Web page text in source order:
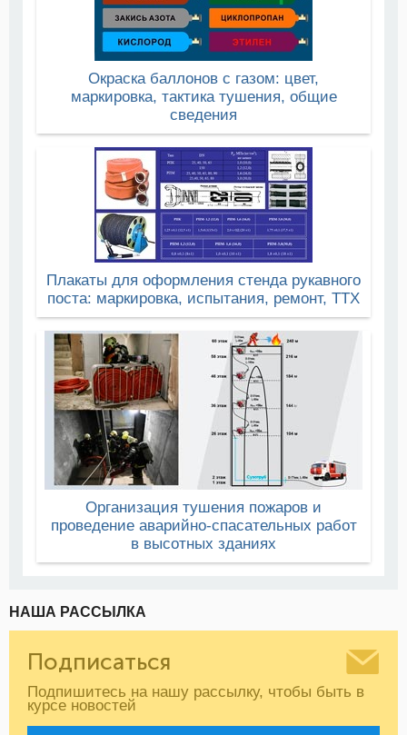
Окраска баллонов с газом: цвет,
маркировка, тактика тушения, общие
сведения
Плакаты для оформления стенда рукавного
поста: маркировка, испытания, ремонт, ТТХ
Организация тушения пожаров и
проведение аварийно-спасательных работ
в высотных зданиях
НАША РАССЫЛКА
Подписаться
Подпишитесь на нашу рассылку, чтобы быть в
курсе новостей